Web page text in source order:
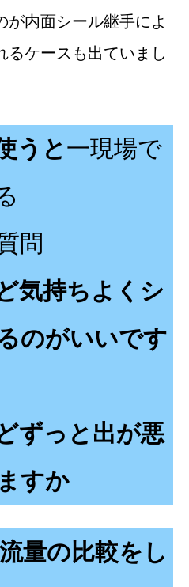
が内面シール継手によ
るケースも出ていまし
うと一現場で
問
気持ちよくシ
のがいいです
ずっと出が悪
すか
量の比較をし